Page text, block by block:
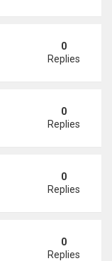
Âu
0
Replies
USD ở Mỹ
0
Replies
thu tiền tác
0
Replies
một đặc ân"
0
Replies